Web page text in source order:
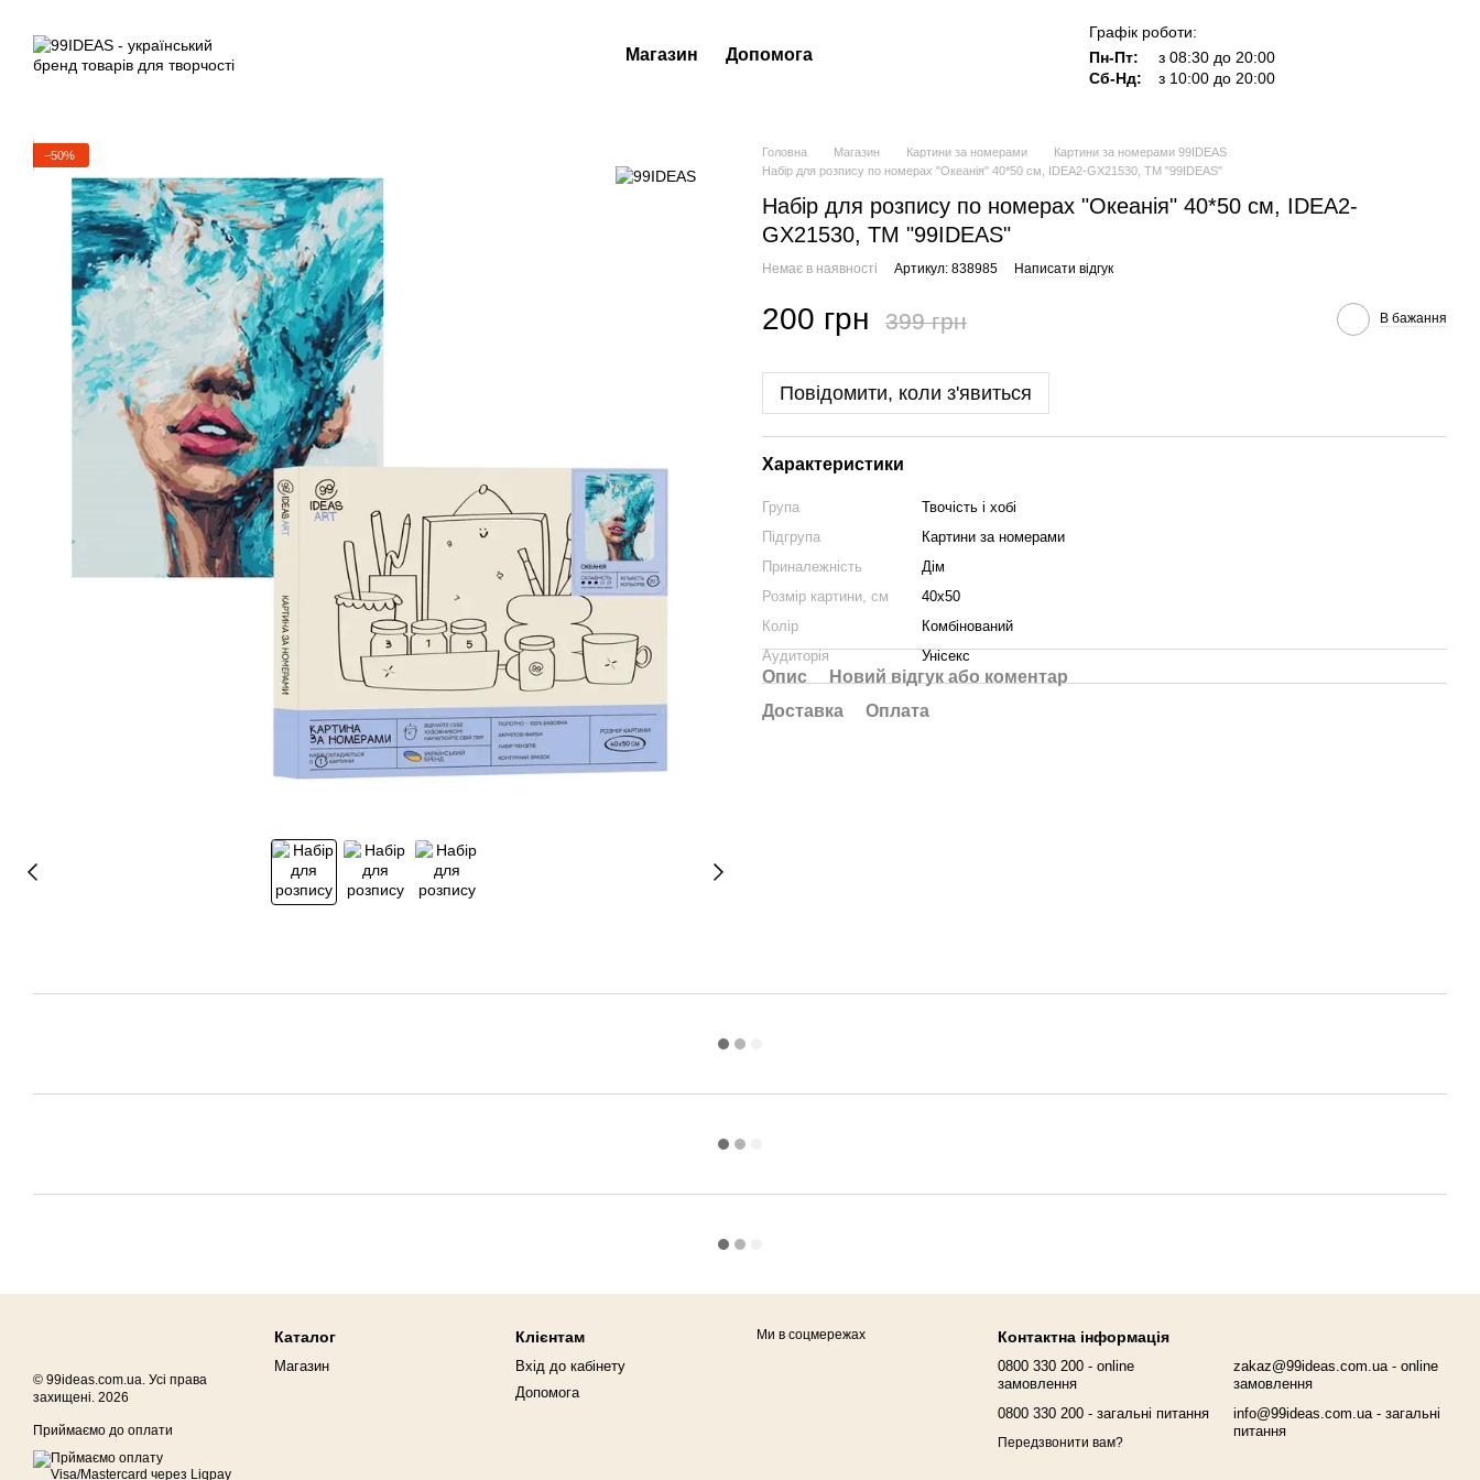
Магазин Допомога
Графік роботи:
Пн-Пт:
з 08:30 до 20:00
Сб-Нд:
з 10:00 до 20:00
−50% Головна Магазин Картини за номерами
Картини за номерами 99IDEAS
Набір для розпису по номерах "Океанія" 40*50 см, IDEA2-GX21530, ТМ "99IDEAS"
Набір для розпису по номерах "Океанія" 40*50 см, IDEA2-
GX21530, ТМ "99IDEAS"
Немає в наявності Артикул: 838985 Написати відгук
200 грн 399 грн В бажання
Повідомити, коли з'явиться
Характеристики
Група
Твочість і хобі
Підгрупа
Картини за номерами
Приналежність
Дім
Розмір картини, см
40х50
Колір
Комбінований
Аудиторія
Унісекс
Опис
Новий відгук або коментар
Доставка
Оплата
© 99ideas.com.ua. Усі права
захищені. 2026
Приймаємо до оплати
Каталог
Магазин
Клієнтам
Вхід до кабінету
Допомога
Ми в соцмережах Контактна інформація
0800 330 200 - online
замовлення
0800 330 200 - загальні питання
Передзвонити вам?
zakaz@99ideas.com.ua - online
замовлення
info@99ideas.com.ua - загальні
питання